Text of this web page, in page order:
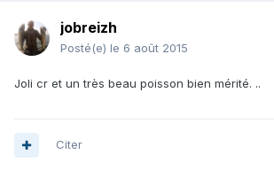
jobreizh
Posté(e) le 6 août 2015
Joli cr et un très beau poisson bien mérité. ..
Citer